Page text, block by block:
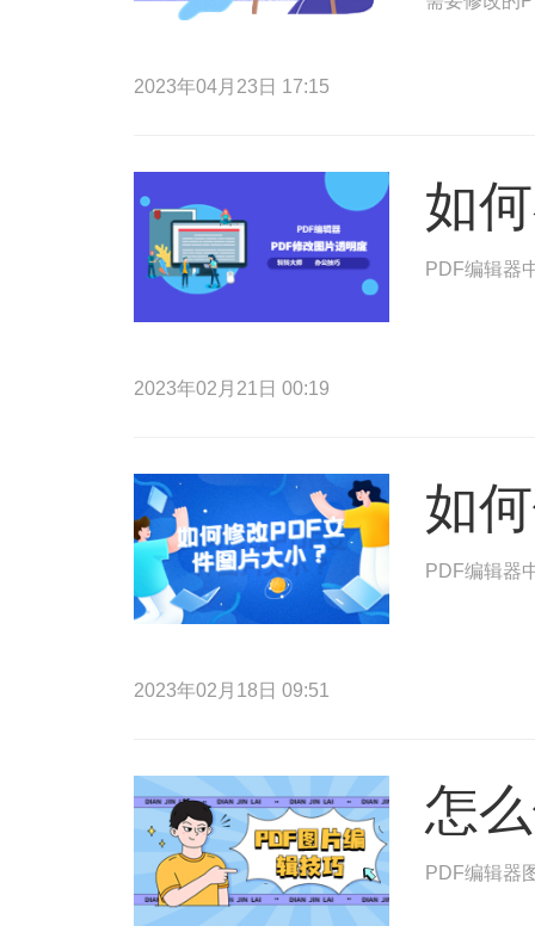
2023年04月23日 17:15
如
PDF编辑器
2023年02月21日 00:19
如
PDF编辑器
2023年02月18日 09:51
怎
PDF编辑器